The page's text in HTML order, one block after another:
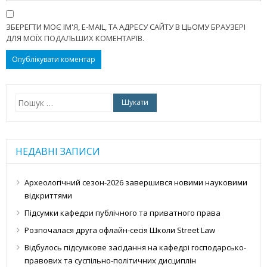
ЗБЕРЕГТИ МОЄ ІМ'Я, E-MAIL, ТА АДРЕСУ САЙТУ В ЦЬОМУ БРАУЗЕРІ
ДЛЯ МОЇХ ПОДАЛЬШИХ КОМЕНТАРІВ.
Пошук:
НЕДАВНІ ЗАПИСИ
Археологічний сезон-2026 завершився новими науковими
відкриттями
Підсумки кафедри публічного та приватного права
Розпочалася друга офлайн-сесія Школи Street Law
Відбулось підсумкове засідання на кафедрі господарсько-
правових та суспільно-політичних дисциплін